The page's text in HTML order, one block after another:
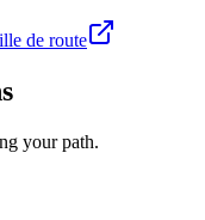
de route
your path.